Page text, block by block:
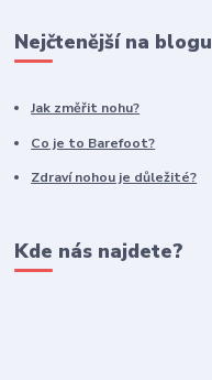
Nejčtenější na blogu
Jak změřit nohu?
Co je to Barefoot?
Zdraví nohou je důležité?
Kde nás najdete?